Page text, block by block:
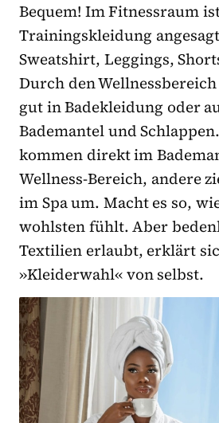
Bequem! Im Fitnessraum
Trainingskleidung
Sweatshirt, Leggings,
Durch den
gut in Badekleidung oder
Bademantel und
kommen direkt im
Wellness-Bereich, andere
im Spa um. Macht es so,
wohlsten fühlt. Aber
Textilien erlaubt, erklärt
»Kleiderwahl« von selbst.